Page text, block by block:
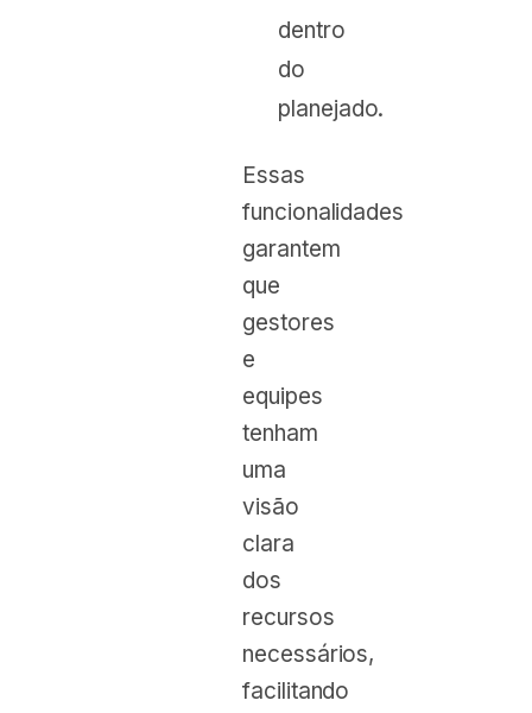
dentro
do
planejado.
Essas
funcionalidades
garantem
que
gestores
e
equipes
tenham
uma
visão
clara
dos
recursos
necessários,
facilitando